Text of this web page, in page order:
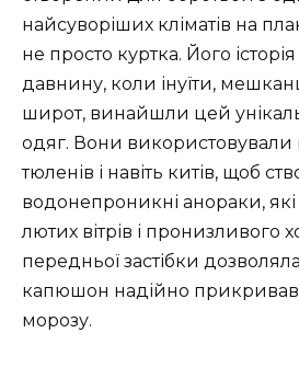
найсуворіших кліматів на
не просто куртка. Його
давнину, коли інуїти,
широт, винайшли цей
одяг. Вони
тюленів і навіть китів, щоб
водонепроникні анораки,
лютих вітрів і пронизливого
передньої застібки
капюшон надійно прикривав
морозу.